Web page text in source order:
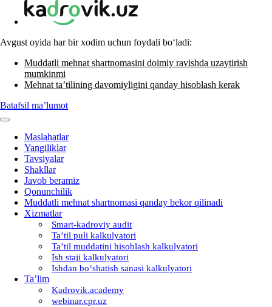
Avgust oyida har bir хodim uchun foydali boʻladi:
Muddatli mehnat shartnomasini doimiy ravishda uzaytirish
mumkinmi
Mehnat ta’tilining davomiyligini qanday hisoblash kerak
Batafsil ma’lumot
Maslahatlar
Yangiliklar
Tavsiyalar
Shakllar
Javob beramiz
Qonunchilik
Muddatli mehnat shartnomasi qanday bekor qilinadi
Xizmatlar
Smart-kadroviy audit
Ta’til puli kalkulyatori
Ta’til muddatini hisoblash kalkulyatori
Ish staji kalkulyatori
Ishdan boʻshatish sanasi kalkulyatori
Ta’lim
Kadrovik.academy
webinar.cpr.uz